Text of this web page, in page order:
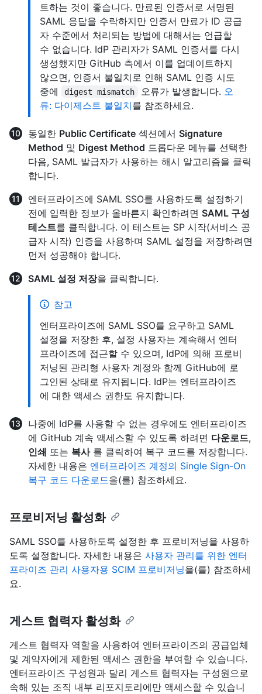
트하는 것이 좋습니다. 만료된 인증서로 서명된
SAML 응답을 수락하지만 인증서 만료가 ID 공급
자 수준에서 처리되는 방법에 대해서는 언급할
수 없습니다. IdP 관리자가 SAML 인증서를 다시
생성했지만 GitHub 측에서 이를 업데이트하지
않으면, 인증서 불일치로 인해 SAML 인증 시도
중에
digest mismatch 오류가 발생합니다. 오
류: 다이제스트 불일치를 참조하세요.
동일한 Public Certificate 섹션에서 Signature
Method 및 Digest Method 드롭다운 메뉴를 선택한
다음, SAML 발급자가 사용하는 해시 알고리즘을 클릭
합니다.
엔터프라이즈에 SAML SSO를 사용하도록 설정하기
전에 입력한 정보가 올바른지 확인하려면 SAML 구성
테스트를 클릭합니다. 이 테스트는 SP 시작(서비스 공
급자 시작) 인증을 사용하며 SAML 설정을 저장하려면
먼저 성공해야 합니다.
SAML 설정 저장을 클릭합니다.
참고
엔터프라이즈에 SAML SSO를 요구하고 SAML
설정을 저장한 후, 설정 사용자는 계속해서 엔터
프라이즈에 접근할 수 있으며, IdP에 의해 프로비
저닝된 관리형 사용자 계정와 함께 GitHub에 로
그인된 상태로 유지됩니다. IdP는 엔터프라이즈
에 대한 액세스 권한도 유지합니다.
나중에 IdP를 사용할 수 없는 경우에도 엔터프라이즈
에 GitHub 계속 액세스할 수 있도록 하려면 다운로드,
인쇄 또는 복사를 클릭하여 복구 코드를 저장합니다.
자세한 내용은 엔터프라이즈 계정의 Single Sign-On
복구 코드 다운로드을(를) 참조하세요.
프로비저닝 활성화
SAML SSO를 사용하도록 설정한 후 프로비저닝을 사용하
도록 설정합니다. 자세한 내용은 사용자 관리를 위한 엔터
프라이즈 관리 사용자용 SCIM 프로비저닝을(를) 참조하세
요.
게스트 협력자 활성화
게스트 협력자 역할을 사용하여 엔터프라이즈의 공급업체
및 계약자에게 제한된 액세스 권한을 부여할 수 있습니다.
엔터프라이즈 구성원과 달리 게스트 협력자는 구성원으로
속해 있는 조직 내부 리포지토리에만 액세스할 수 있습니